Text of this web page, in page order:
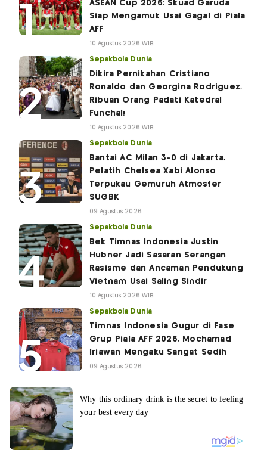
ASEAN Cup 2026: Skuad Garuda
Siap Mengamuk Usai Gagal di Piala
AFF
10 Agustus 2026 WIB
Sepakbola Dunia
Dikira Pernikahan Cristiano
Ronaldo dan Georgina Rodriguez,
Ribuan Orang Padati Katedral
Funchal!
10 Agustus 2026 WIB
Sepakbola Dunia
Bantai AC Milan 3-0 di Jakarta,
Pelatih Chelsea Xabi Alonso
Terpukau Gemuruh Atmosfer
SUGBK
09 Agustus 2026
Sepakbola Dunia
Bek Timnas Indonesia Justin
Hubner Jadi Sasaran Serangan
Rasisme dan Ancaman Pendukung
Vietnam Usai Saling Sindir
10 Agustus 2026 WIB
Sepakbola Dunia
Timnas Indonesia Gugur di Fase
Grup Piala AFF 2026, Mochamad
Iriawan Mengaku Sangat Sedih
09 Agustus 2026